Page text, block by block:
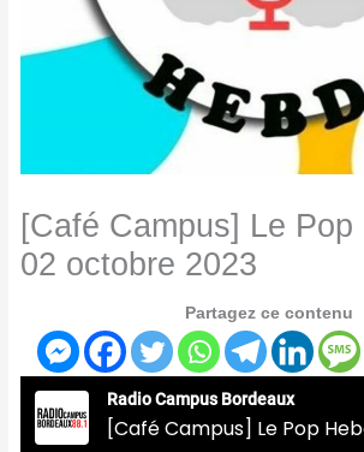
[Café Campus] Le Pop
02 octobre 2023
Partagez ce contenu
Radio Campus Bordeaux